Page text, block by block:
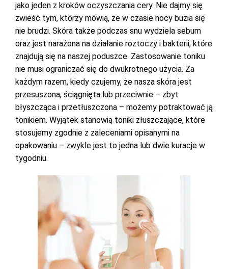
jako jeden z kroków oczyszczania cery. Nie dajmy się
zwieść tym, którzy mówią, że w czasie nocy buzia się
nie brudzi. Skóra także podczas snu wydziela sebum
oraz jest narażona na działanie roztoczy i bakterii, które
znajdują się na naszej poduszce. Zastosowanie toniku
nie musi ograniczać się do dwukrotnego użycia. Za
każdym razem, kiedy czujemy, że nasza skóra jest
przesuszona, ściągnięta lub przeciwnie – zbyt
błyszcząca i przetłuszczona – możemy potraktować ją
tonikiem. Wyjątek stanowią toniki złuszczające, które
stosujemy zgodnie z zaleceniami opisanymi na
opakowaniu – zwykle jest to jedna lub dwie kuracje w
tygodniu.